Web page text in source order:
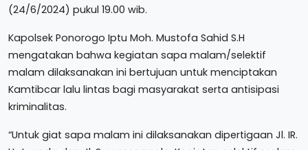
(24/6/2024) pukul 19.00 wib.
Kapolsek Ponorogo Iptu Moh. Mustofa Sahid S.H
mengatakan bahwa kegiatan sapa malam/selektif
malam dilaksanakan ini bertujuan untuk menciptakan
Kamtibcar lalu lintas bagi masyarakat serta antisipasi
kriminalitas.
“Untuk giat sapa malam ini dilaksanakan dipertigaan Jl. IR.